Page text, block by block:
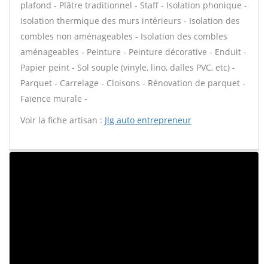
plafond - Plâtre traditionnel - Staff - Isolation phonique -
Isolation thermique des murs intérieurs - Isolation des
combles non aménageables - Isolation des combles
aménageables - Peinture - Peinture décorative - Enduit -
Papier peint - Sol souple (vinyle, lino, dalles PVC, etc) -
Parquet - Carrelage - Cloisons - Rénovation de parquet -
Faïence murale -
Voir la fiche artisan : Jlg auto entrepreneur